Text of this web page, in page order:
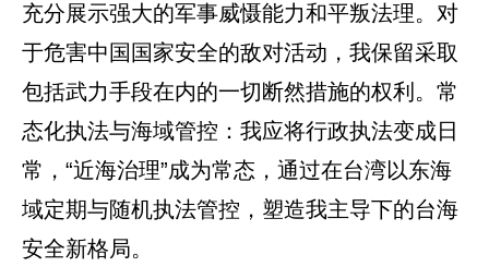
充分展示强大的军事威慑能力和平叛法理。对
于危害中国国家安全的敌对活动，我保留采取
包括武力手段在内的一切断然措施的权利。常
态化执法与海域管控：我应将行政执法变成日
常，“近海治理”成为常态，通过在台湾以东海
域定期与随机执法管控，塑造我主导下的台海
安全新格局。